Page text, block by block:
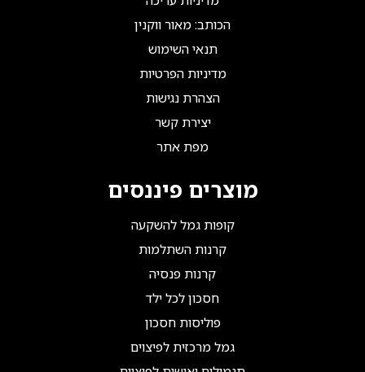
הכותב: מאור ווקנין
תנאי השימוש
מדיניות הפרטיות
הצהרת נגישות
יצירת קשר
מפת אתר
מוצרים פיננסים
קופות גמל להשקעה
קרנות השתלמות
קרנות פנסיה
חסכון לכל ילד
פוליסות חסכון
גמל מרכזית לפיצוים